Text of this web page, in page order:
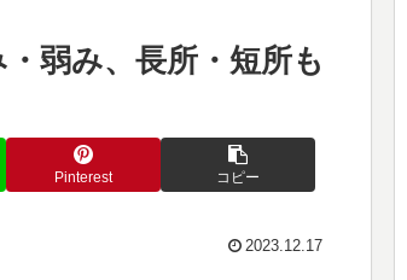
弱み、長所・短所も
Pinterest コピー
2023.12.17